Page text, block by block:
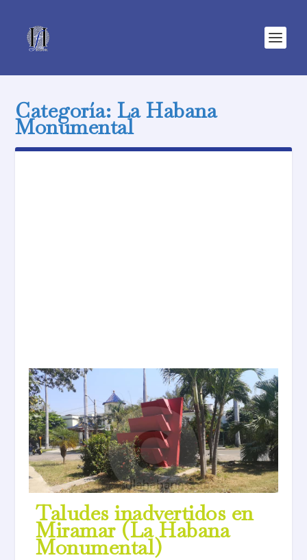
Categoría: La Habana
Monumental
Taludes inadvertidos en
Miramar (La Habana
Monumental)